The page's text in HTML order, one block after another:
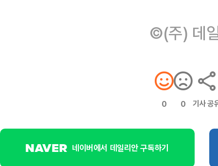
©(주) 데
0 0 기사 공
네이버에서 데일리안 구독하기